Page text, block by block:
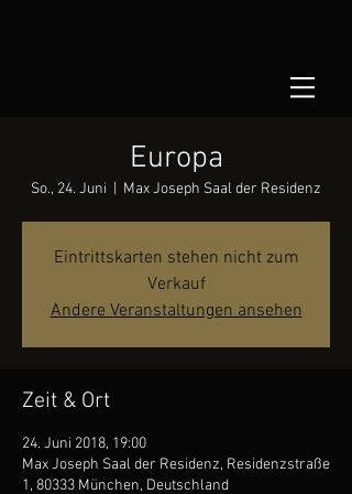
Europa
So., 24. Juni Max Joseph Saal der Residenz
Eintrittskarten stehen nicht zum
Verkauf
Andere Veranstaltungen ansehen
Zeit & Ort
24. Juni 2018, 19:00
Max Joseph Saal der Residenz, Residenzstraße
1, 80333 München, Deutschland